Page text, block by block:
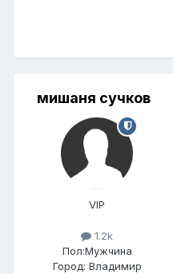
мишаня сучков
VIP
1.2k
Пол:Мужчина
Город: Владимир